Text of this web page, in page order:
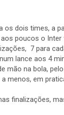
dois times, a
poucos o
7 para
lance aos 4
mão na bola,
menos, em
finalizações,